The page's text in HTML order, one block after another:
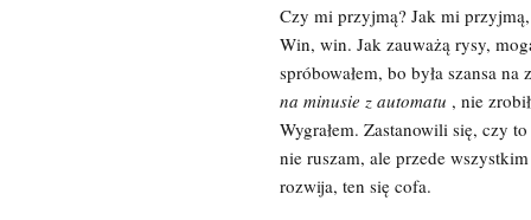
Czy mi przyjmą? Jak mi
Win, win. Jak zauważą rysy,
spróbowałem, bo była szansa
na minusie z automatu , nie
Wygrałem. Zastanowili się, czy
nie ruszam, ale przede
rozwija, ten się cofa.